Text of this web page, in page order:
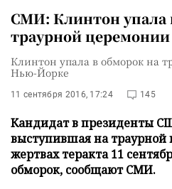
СМИ: Клинтон упала
траурной
Клинтон упала в обморок на
Нью-Йорке
11 сентября 2016, 17:24 145
Кандидат в президенты
выступившая на траурной
жертвах теракта 11
обморок, сообщают СМИ.